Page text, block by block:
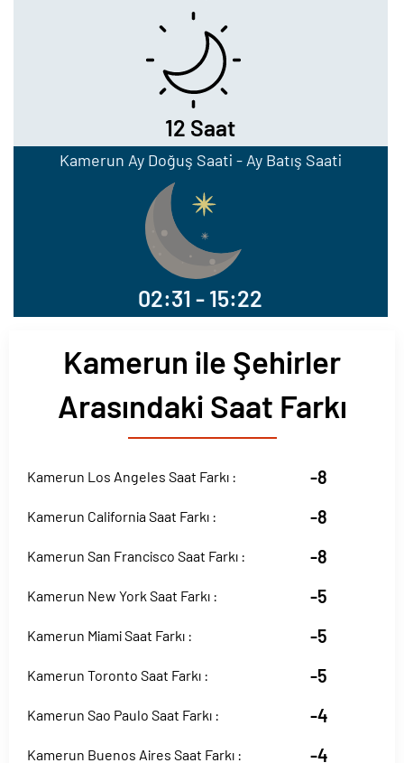
12 Saat
Kamerun Ay Doğuş Saati - Ay Batış Saati
02:31 - 15:22
Kamerun ile Şehirler
Arasındaki Saat Farkı
Kamerun Los Angeles Saat Farkı : -8
Kamerun California Saat Farkı : -8
Kamerun San Francisco Saat Farkı : -8
Kamerun New York Saat Farkı : -5
Kamerun Miami Saat Farkı : -5
Kamerun Toronto Saat Farkı : -5
Kamerun Sao Paulo Saat Farkı : -4
Kamerun Buenos Aires Saat Farkı : -4